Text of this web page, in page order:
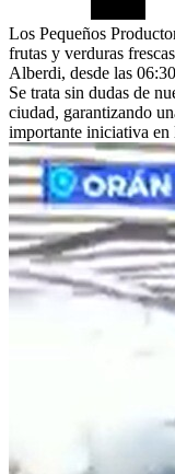
Los Pequeños
frutas y verduras
Alberdi, desde las
Se trata sin dudas de
ciudad, garantizando
importante iniciativa